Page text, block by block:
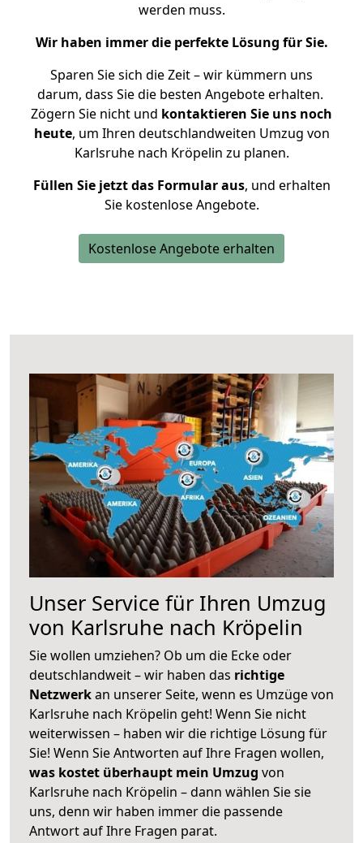
werden muss.
Wir haben immer die perfekte Lösung für Sie.
Sparen Sie sich die Zeit – wir kümmern uns
darum, dass Sie die besten Angebote erhalten.
Zögern Sie nicht und kontaktieren Sie uns noch
heute, um Ihren deutschlandweiten Umzug von
Karlsruhe nach Kröpelin zu planen.
Füllen Sie jetzt das Formular aus, und erhalten
Sie kostenlose Angebote.
Kostenlose Angebote erhalten
Unser Service für Ihren Umzug
von Karlsruhe nach Kröpelin
Sie wollen umziehen? Ob um die Ecke oder
deutschlandweit – wir haben das richtige
Netzwerkan unserer Seite, wenn es Umzüge von
Karlsruhe nach Kröpelin geht! Wenn Sie nicht
weiterwissen – haben wir die richtige Lösung für
Sie! Wenn Sie Antworten auf Ihre Fragen wollen,
was kostet überhaupt mein Umzug von
Karlsruhe nach Kröpelin – dann wählen Sie sie
uns, denn wir haben immer die passende
Antwort auf Ihre Fragen parat.